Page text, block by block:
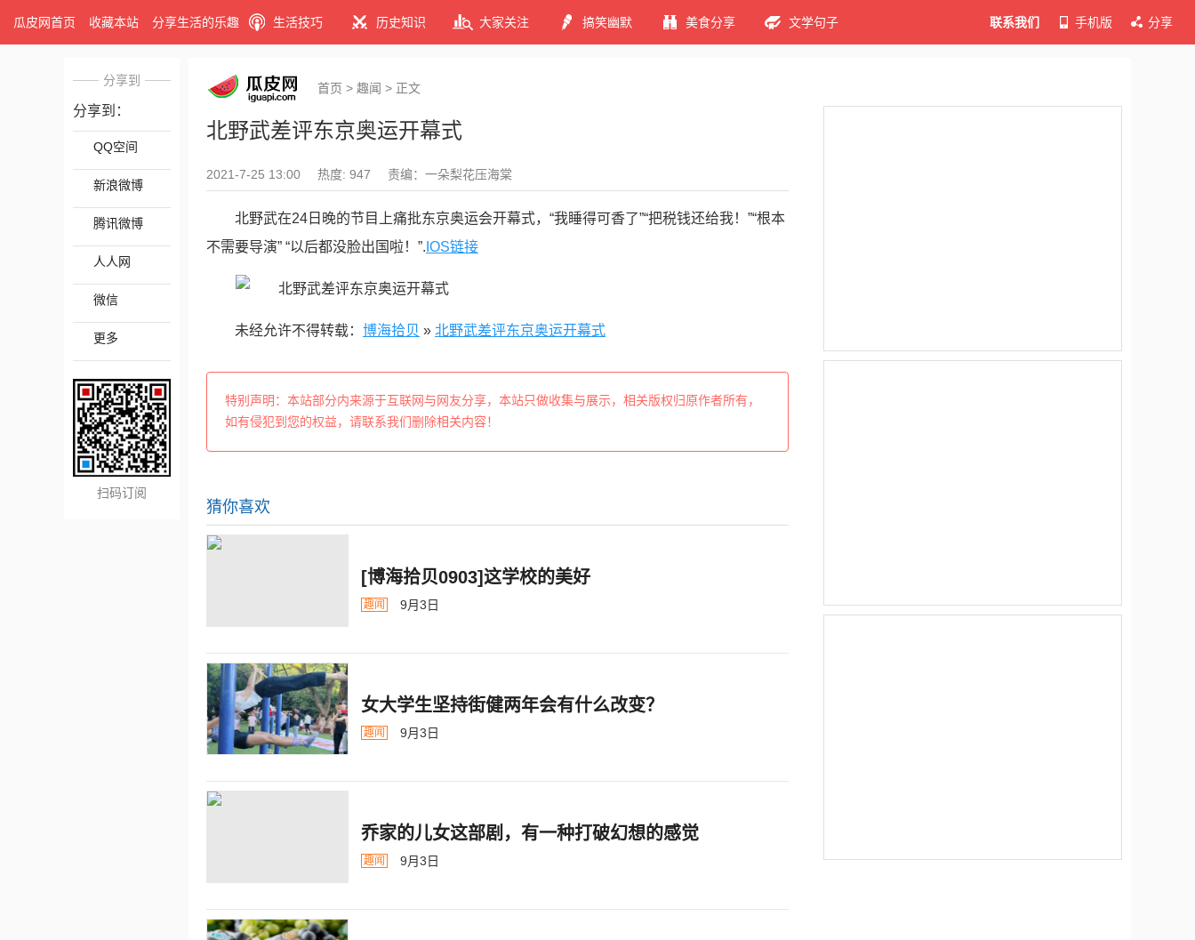
瓜皮网首页 收藏本站 分享生活的乐趣 生活技巧 历史知识 大家关注 搞笑幽默 美食分享 文学句子 联系我们 手机版 分享
分享到
分享到：
QQ空间
新浪微博
腾讯微博
人人网
微信
更多
扫码订阅
首页 > 趣闻 > 正文
北野武差评东京奥运开幕式
2021-7-25 13:00 热度: 947 责编：一朵梨花压海棠
北野武在24日晚的节目上痛批东京奥运会开幕式，“我睡得可香了”“把税钱还给我！”“根本
不需要导演” “以后都没脸出国啦！”. IOS链接
未经允许不得转载： 博海拾贝 » 北野武差评东京奥运开幕式
特别声明：本站部分内来源于互联网与网友分享，本站只做收集与展示，相关版权归原作者所有，
如有侵犯到您的权益，请联系我们删除相关内容！
猜你喜欢
[博海拾贝0903]这学校的美好
趣闻 9月3日
女大学生坚持街健两年会有什么改变？
趣闻 9月3日
乔家的儿女这部剧，有一种打破幻想的感觉
趣闻 9月3日